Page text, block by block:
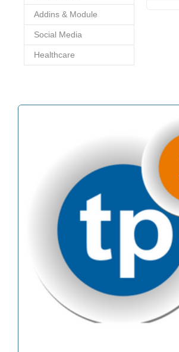
Addins & Module
Social Media
Healthcare